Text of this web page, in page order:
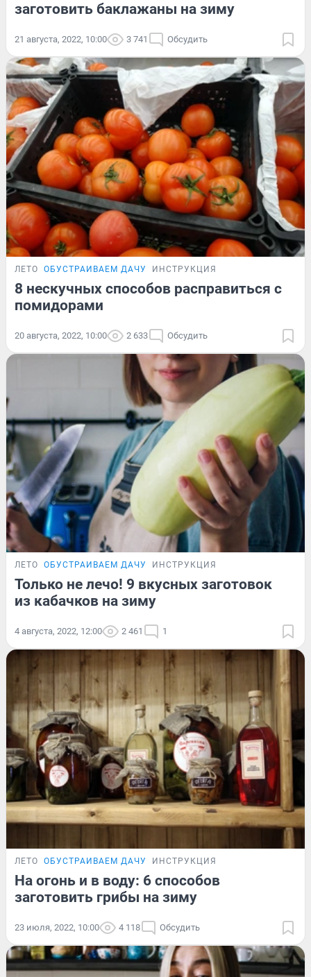
заготовить баклажаны на зиму
21 августа, 2022, 10:00 3 741 Обсудить
ЛЕТО ОБУСТРАИВАЕМ ДАЧУ ИНСТРУКЦИЯ
8 нескучных способов расправиться с
помидорами
20 августа, 2022, 10:00 2 633 Обсудить
ЛЕТО ОБУСТРАИВАЕМ ДАЧУ ИНСТРУКЦИЯ
Только не лечо! 9 вкусных заготовок
из кабачков на зиму
4 августа, 2022, 12:00 2 461 1
ЛЕТО ОБУСТРАИВАЕМ ДАЧУ ИНСТРУКЦИЯ
На огонь и в воду: 6 способов
заготовить грибы на зиму
23 июля, 2022, 10:00 4 118 Обсудить